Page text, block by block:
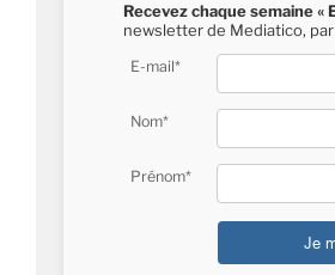
Recevez chaque semaine «
newsletter de Mediatico, par
E-mail*
Nom*
Prénom*